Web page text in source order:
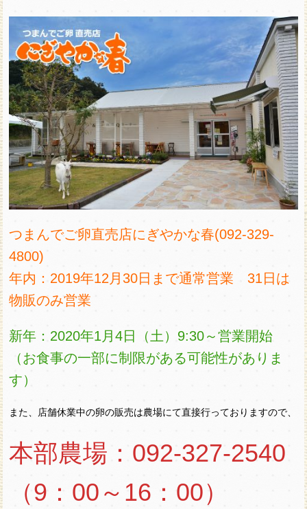
つまんでご卵直売店にぎやかな春(092-329-
4800)
年内：2019年12月30日まで通常営業 31日は
物販のみ営業
新年：2020年1月4日（土）9:30～営業開始
（お食事の一部に制限がある可能性がありま
す）
また、店舗休業中の卵の販売は農場にて直接行っておりますので、
本部農場：092-327-2540
（9：00～16：00）